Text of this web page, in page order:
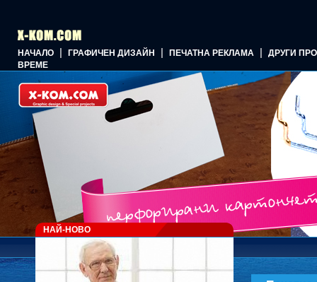
НАЧАЛО | ГРАФИЧЕН ДИЗАЙН | ПЕЧАТНА РЕКЛАМА |
ДРУГИ
ВРЕМЕ
НАЙ-НОВО